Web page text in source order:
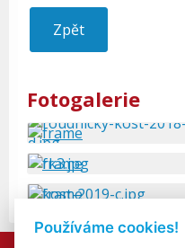
Zpět
Fotogalerie
Používáme cookies!